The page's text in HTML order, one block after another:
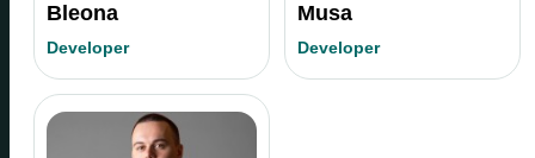
Bleona
Developer
Musa
Developer